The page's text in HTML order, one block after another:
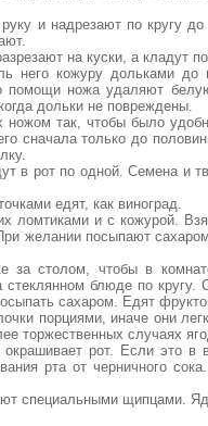
и надрезают по кругу
на куски, а кладут
него кожуру дольками
помощи ножа удаляют
дольки не повреждены.
ножом так, чтобы было
сначала только до
в рот по одной. Семена и
едят, как виноград.
ломтиками и с кожурой.
желании посыпают
столом, чтобы в
стеклянном блюде по
сахаром. Едят
порциями, иначе они
торжественных случаях
окрашивает рот. Если это
рта от черничного
специальными щипцами.